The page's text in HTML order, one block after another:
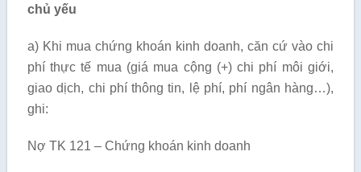
chủ yếu
a) Khi mua chứng khoán kinh doanh, căn cứ vào chi
phí thực tế mua (giá mua cộng (+) chi phí môi giới,
giao dịch, chi phí thông tin, lệ phí, phí ngân hàng…),
ghi:
Nợ TK 121 – Chứng khoán kinh doanh